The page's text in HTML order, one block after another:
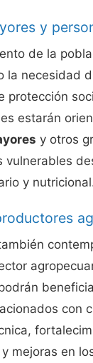
y
de la
la necesidad
protección
estarán
y otros
vulnerables
y
con
mejoras en